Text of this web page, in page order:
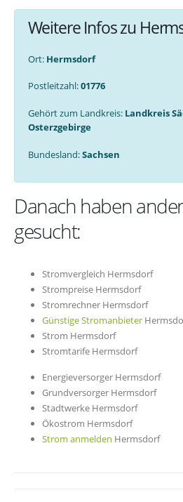
Weitere Infos zu
Ort: Hermsdorf
Postleitzahl:01776
Gehört zum Landkreis: Landkreis
Osterzgebirge
Bundesland:Sachsen
Danach haben
gesucht:
Stromvergleich Hermsdorf
Strompreise Hermsdorf
Stromrechner Hermsdorf
Günstige Stromanbieter
Strom Hermsdorf
Stromtarife Hermsdorf
Energieversorger Hermsdorf
Grundversorger Hermsdorf
Stadtwerke Hermsdorf
Ökostrom Hermsdorf
Strom anmelden Hermsdorf